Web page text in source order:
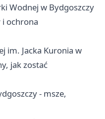
Wodnej w Bydgoszczy
i ochrona
im. Jacka Kuronia w
jak zostać
- msze,